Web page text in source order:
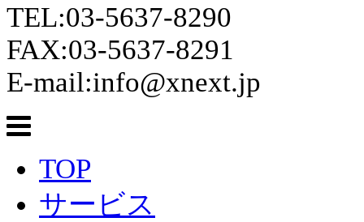
TEL:03-5637-8290
FAX:03-5637-8291
E-mail:info@xnext.jp
TOP
サービス